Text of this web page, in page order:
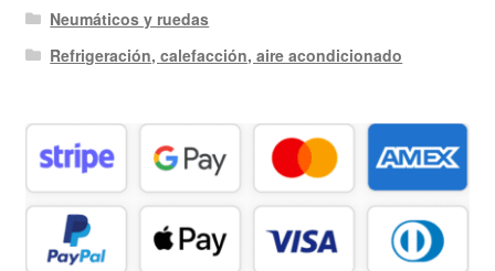
Neumáticos y ruedas
Refrigeración, calefacción, aire acondicionado